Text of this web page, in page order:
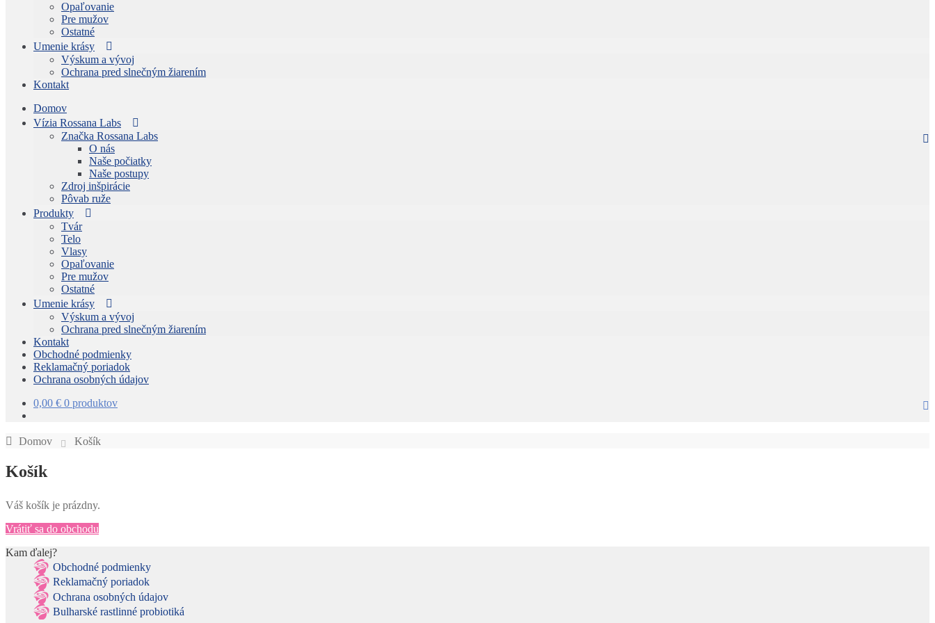
Opaľovanie
Pre mužov
Ostatné
Umenie krásy
Výskum a vývoj
Ochrana pred slnečným žiarením
Kontakt
Domov
Vízia Rossana Labs
Značka Rossana Labs
O nás
Naše počiatky
Naše postupy
Zdroj inšpirácie
Pôvab ruže
Produkty
Tvár
Telo
Vlasy
Opaľovanie
Pre mužov
Ostatné
Umenie krásy
Výskum a vývoj
Ochrana pred slnečným žiarením
Kontakt
Obchodné podmienky
Reklamačný poriadok
Ochrana osobných údajov
0,00 € 0 produktov
Domov Košík
Košík
Váš košík je prázdny.
Vrátiť sa do obchodu
Kam ďalej?
Obchodné podmienky
Reklamačný poriadok
Ochrana osobných údajov
Bulharské rastlinné probiotiká